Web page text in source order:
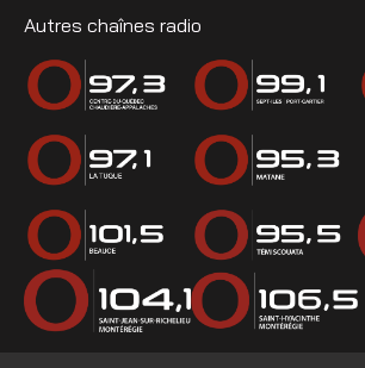
Autres chaînes radio